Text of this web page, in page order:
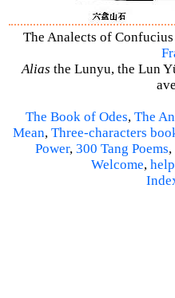
The Analects of
Alias the Lunyu, the Lun
The Book of Odes, The
Mean, Three-characters
Power, 300 Tang Poems,
Welcome, help